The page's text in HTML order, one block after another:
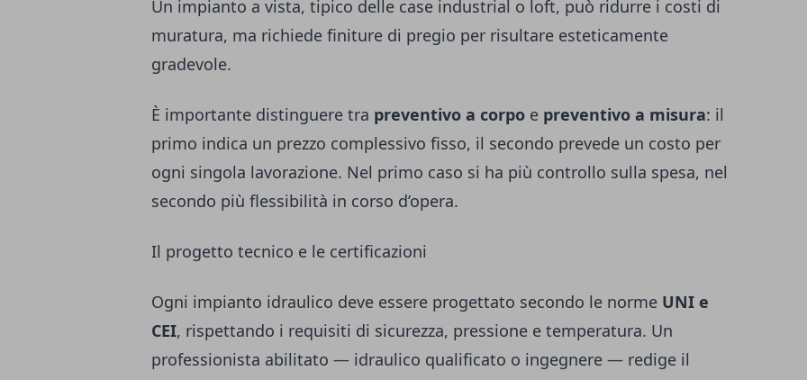
Un impianto a vista, tipico delle case industrial o loft, può ridurre i costi di
muratura, ma richiede finiture di pregio per risultare esteticamente
gradevole.
È importante distinguere tra preventivo a corpo e preventivo a misura: il
primo indica un prezzo complessivo fisso, il secondo prevede un costo per
ogni singola lavorazione. Nel primo caso si ha più controllo sulla spesa, nel
secondo più flessibilità in corso d’opera.
Il progetto tecnico e le certificazioni
Ogni impianto idraulico deve essere progettato secondo le norme UNI e
CEI, rispettando i requisiti di sicurezza, pressione e temperatura. Un
professionista abilitato — idraulico qualificato o ingegnere — redige il